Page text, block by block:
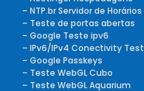
– NTP.br Servidor de Horários
– Teste de portas abertas
– Google Teste ipv6
– IPv6/IPv4 Conectivity Test
– Google Passkeys
– Teste WebGL Cubo
– Teste WebGL Aquarium